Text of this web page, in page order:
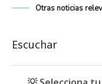
Otras noticias
Escuchar